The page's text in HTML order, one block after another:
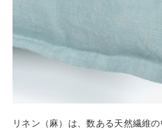
リネン（麻）は、数ある天然繊維